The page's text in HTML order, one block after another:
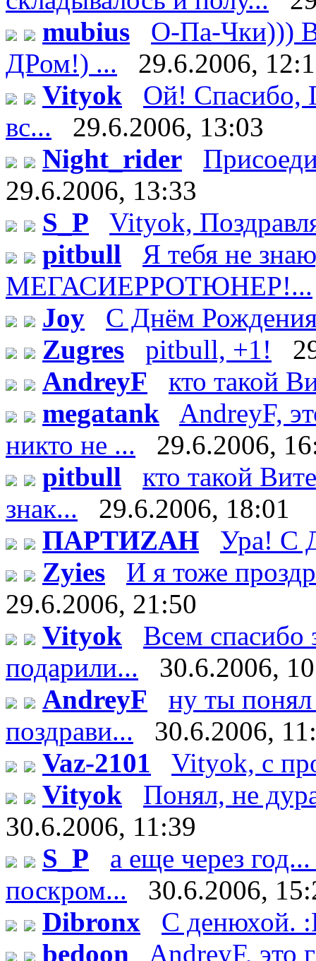
mubius
О-Па-Чки)))
ДРом!) ...
29.6.2006,
Vityok
Ой! Спасибо,
вс...
29.6.2006, 13:03
Night_rider
29.6.2006, 13:33
S_P
Vityok,
pitbull
Я тебя не
МЕГАСИЕРРОТЮНЕР!...
Joy
С Днём
Zugres
pitbull, +1!
AndreyF
кто такой
megatank
AndreyF,
никто не ...
29.6.2006,
pitbull
кто такой
знак...
29.6.2006, 18:01
ПАРТИZАН
Ура! С
Zyies
И я тоже
29.6.2006, 21:50
Vityok
Всем спасибо
подарили...
30.6.2006,
AndreyF
ну ты понял
поздрави...
30.6.2006,
Vaz-2101
Vityok, с
Vityok
Понял, не
30.6.2006, 11:39
S_P
а еще через
поскром...
30.6.2006,
Dibronx
С денюхой.
bedoon
AndreyF, это